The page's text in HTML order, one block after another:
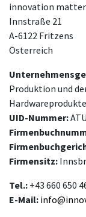
innovation
Innstraße 21
A-6122 Fritzens
Österreich
Produktion und
UID-Nummer:
Firmensitz:
Tel.: +43 660 650
E-Mail: